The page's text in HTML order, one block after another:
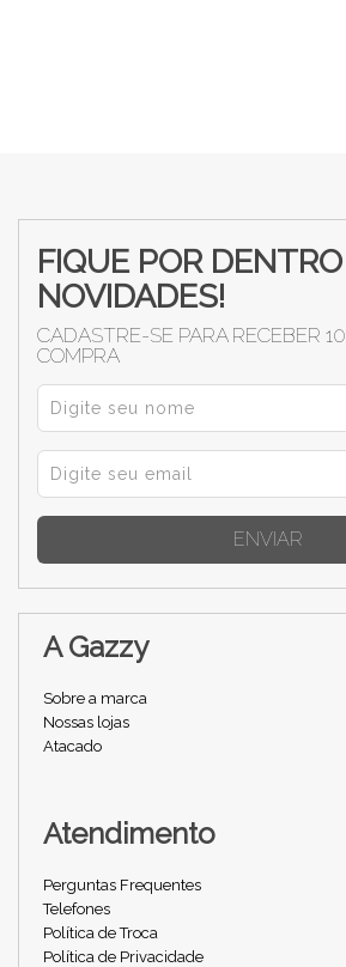
FIQUE POR
NOVIDADES!
CADASTRE-SE PARA RECEBER
COMPRA
ENVIAR
A Gazzy
Sobre a marca
Nossas lojas
Atacado
Atendimento
Perguntas Frequentes
Telefones
Política de Troca
Política de Privacidade